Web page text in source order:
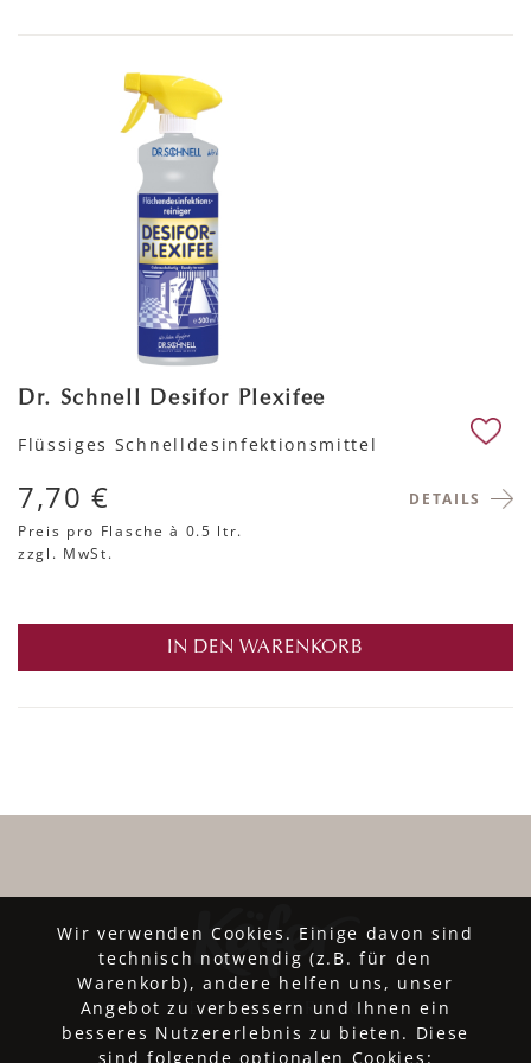
Dr. Schnell Desifor Plexifee
Flüssiges Schnelldesinfektionsmittel
DETAILS
7,70 €
Preis pro Flascheà 0.5 ltr.
zzgl. MwSt.
IN DEN WARENKORB
Wir verwenden Cookies. Einige davon sind
technisch notwendig (z.B. für den
Warenkorb), andere helfen uns, unser
Angebot zu verbessern und Ihnen ein
besseres Nutzererlebnis zu bieten. Diese
sind folgende optionalen Cookies: